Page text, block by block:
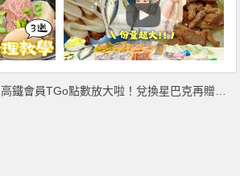
高鐵會員TGo點數放大啦！兌換星巴克再贈優惠券，另享點數加碼活動！